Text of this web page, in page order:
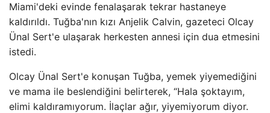
Miami'deki evinde fenalaşarak tekrar hastaneye
kaldırıldı. Tuğba'nın kızı Anjelik Calvin, gazeteci Olcay
Ünal Sert'e ulaşarak herkesten annesi için dua etmesini
istedi.
Olcay Ünal Sert'e konuşan Tuğba, yemek yiyemediğini
ve mama ile beslendiğini belirterek, “Hala şoktayım,
elimi kaldıramıyorum. İlaçlar ağır, yiyemiyorum diyor.